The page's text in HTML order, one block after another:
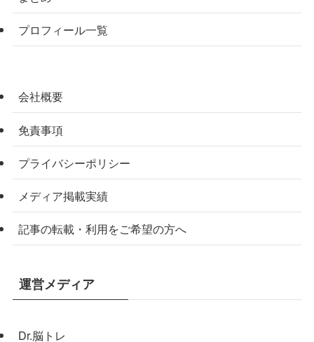
プロフィール一覧
会社概要
免責事項
プライバシーポリシー
メディア掲載実績
記事の転載・利用をご希望の方へ
運営メディア
Dr.脳トレ